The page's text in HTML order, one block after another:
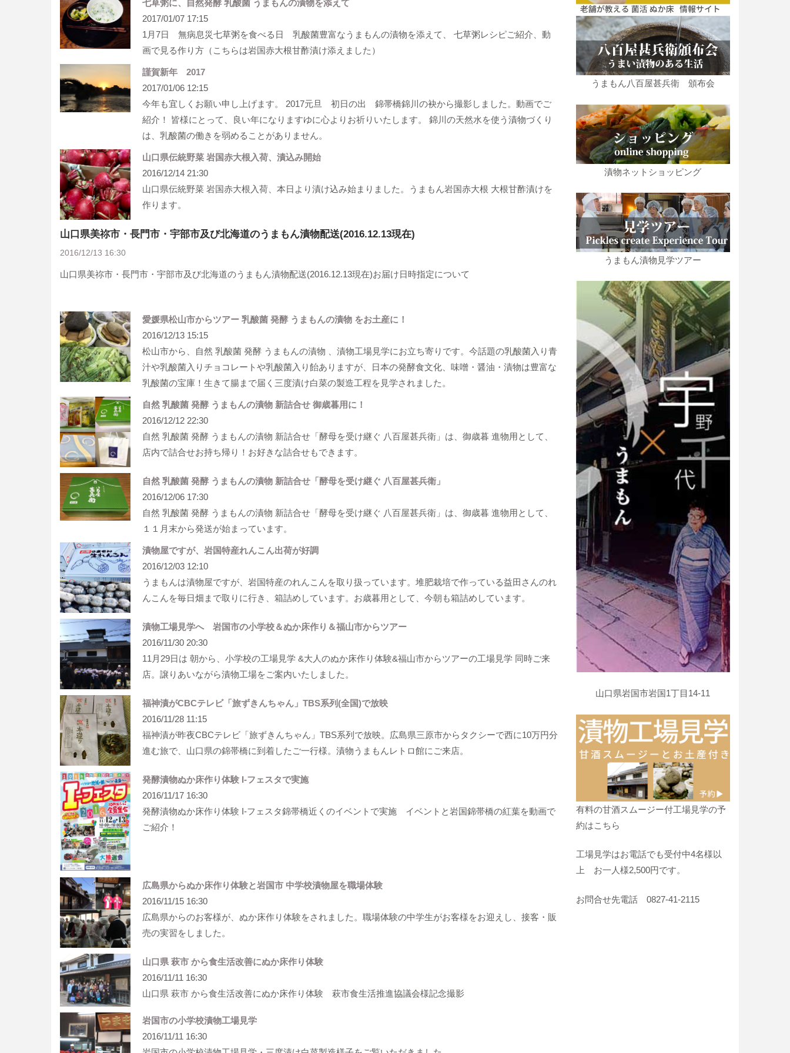
七草粥に、自然発酵 乳酸菌 うまもんの漬物を添えて
2017/01/07 17:15
1月7日 無病息災七草粥を食べる日 乳酸菌豊富なうまもんの漬物を添えて、 七草粥レシピご紹介、動
画で見る作り方（こちらは岩国赤大根甘酢漬け添えました）
謹賀新年 2017
2017/01/06 12:15
今年も宜しくお願い申し上げます。 2017元旦 初日の出 錦帯橋錦川の袂から撮影しました。動画でご
紹介！ 皆様にとって、良い年になりますゆに心よりお祈りいたします。 錦川の天然水を使う漬物づくり
は、乳酸菌の働きを弱めることがありません。
山口県伝統野菜 岩国赤大根入荷、漬込み開始
2016/12/14 21:30
山口県伝統野菜 岩国赤大根入荷、本日より漬け込み始まりました。うまもん岩国赤大根 大根甘酢漬けを
作ります。
山口県美祢市・長門市・宇部市及び北海道のうまもん漬物配送(2016.12.13現在)
2016/12/13 16:30
山口県美祢市・長門市・宇部市及び北海道のうまもん漬物配送(2016.12.13現在)お届け日時指定について
愛媛県松山市からツアー 乳酸菌 発酵 うまもんの漬物 をお土産に！
2016/12/13 15:15
松山市から、自然 乳酸菌 発酵 うまもんの漬物 、漬物工場見学にお立ち寄りです。今話題の乳酸菌入り青
汁や乳酸菌入りチョコレートや乳酸菌入り飴ありますが、日本の発酵食文化、味噌・醤油・漬物は豊富な
乳酸菌の宝庫！生きて腸まで届く三度漬け白菜の製造工程を見学されました。
自然 乳酸菌 発酵 うまもんの漬物 新詰合せ 御歳暮用に！
2016/12/12 22:30
自然 乳酸菌 発酵 うまもんの漬物 新詰合せ「酵母を受け継ぐ 八百屋甚兵衛」​は、御歳暮 進物用として、
店内で詰合せお持ち帰り！お好きな詰合せもできます。
自然 乳酸菌 発酵 うまもんの漬物 新詰合せ「酵母を受け継ぐ 八百屋甚兵衛」​
2016/12/06 17:30
自然 乳酸菌 発酵 うまもんの漬物 新詰合せ「酵母を受け継ぐ 八百屋甚兵衛」​は、御歳暮 進物用として、
１１月末から発送が始まっています。
漬物屋ですが、岩国特産れんこん出荷が好調
2016/12/03 12:10
うまもんは漬物屋ですが、岩国特産のれんこんを取り扱っています。堆肥栽培で作っている益田さんのれ
んこんを毎日畑まで取りに行き、箱詰めしています。お歳暮用として、今朝も箱詰めしています。
漬物工場見学へ 岩国市の小学校​＆ぬか床作り＆福山市からツアー
2016/11/30 20:30
11月29日は 朝から、小学校の工場見学 &大人のぬか床作り体験&福山市からツアーの工場見学 同時ご来
店。譲りあいながら漬物工場をご案内いたしました。
福神漬がCBCテレビ「旅ずきんちゃん」TBS系列(全国)で放映
2016/11/28 11:15
福神漬が昨夜CBCテレビ「旅ずきんちゃん」TBS系列で放映。広島県三原市からタクシーで西に10万円分
進む旅で、山口県の錦帯橋に到着したご一行様。漬物うまもんレトロ館にご来店。
発酵漬物ぬか床作り体験 I-フェスタ​で実施
2016/11/17 16:30
発酵漬物ぬか床作り体験 I-フェスタ​錦帯橋近くのイベントで実施 イベントと岩国錦帯橋の紅葉を動画で
ご紹介！
広島県からぬか床作り体験と岩国市 中学校漬物屋を職場体験
2016/11/15 16:30
広島県からのお客様が、ぬか床作り体験をされました。職場体験の中学生がお客様をお迎えし、接客・販
売の実習をしました。
山口県 萩市 から食生活改善にぬか床作り体験
2016/11/11 16:30
山口県 萩市 から食生活改善にぬか床作り体験 萩市食生活推進協議会様記念撮影
岩国市の小学校漬物工場見学
2016/11/11 16:30
うまもん八百屋甚兵衛 頒布会
漬物ネットショッピング
うまもん漬物見学ツアー
山口県岩国市岩国1丁目14-11
有料の甘酒スムージー付工場見学の予
約はこちら
工場見学はお電話でも受付中4名様以
上 お一人様2,500円です。
お問合せ先電話 0827-41-2115